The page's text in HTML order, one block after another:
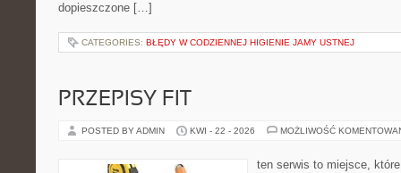
dopieszczone […]
CATEGORIES: BŁĘDY W CODZIENNEJ HIGIENIE JAMY USTNEJ
PRZEPISY FIT
POSTED BY ADMIN KWI - 22 - 2026 MOŻLIWOŚĆ
ten serwis to miejsce,